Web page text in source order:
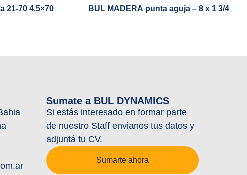
21-70 4.5×70 BUL MADERA punta aguja – 8 x 1 3/4
Sumate a BUL DYNAMICS
Si estás interesado en formar parte
de nuestro Staff envianos tus datos y
adjuntá tu CV.
Sumarte ahora